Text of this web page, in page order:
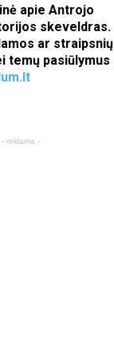
apie Antrojo
skeveldras.
ar straipsnių
temų pasiūlymus
- reklama -